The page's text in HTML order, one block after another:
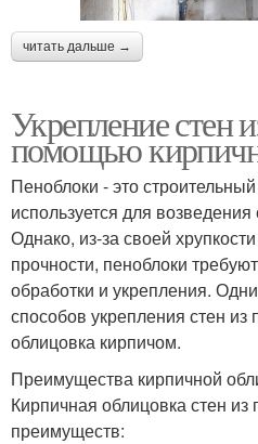
читать дальше →
Укрепление стен
помощью
Пеноблоки - это
используется для возведения
Однако, из-за своей
прочности, пеноблоки
обработки и укрепления.
способов укрепления стен из
облицовка кирпичом.
Преимущества кирпичной
Кирпичная облицовка стен
преимуществ: